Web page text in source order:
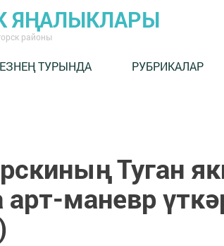
ЯҢАЛЫКЛАРЫ
районы
ТУРЫНДА РУБРИКАЛАР
Туган
маневр